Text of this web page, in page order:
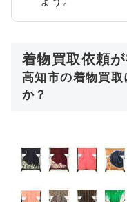
着物買取依頼が
高知市の着物買
か？